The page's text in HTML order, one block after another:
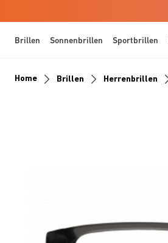
Brillen Sonnenbrillen Sportbrillen
Home Brillen Herrenbrillen